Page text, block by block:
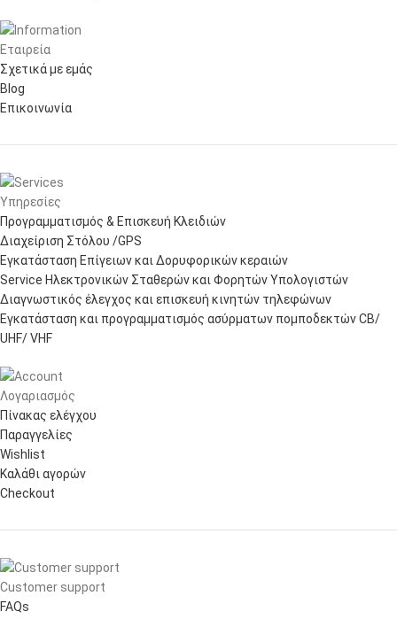
Εταιρεία
Σχετικά με εμάς
Blog
Επικοινωνία
Υπηρεσίες
Προγραμματισμός & Επισκευή Κλειδιών
Διαχείριση Στόλου /GPS
Εγκατάσταση Επίγειων και Δορυφορικών κεραιών
Service Ηλεκτρονικών Σταθερών και Φορητών Υπολογιστών
Διαγνωστικός έλεγχος και επισκευή κινητών τηλεφώνων
Εγκατάσταση και προγραμματισμός ασύρματων πομποδεκτών CB/
UHF/ VHF
Λογαριασμός
Πίνακας ελέγχου
Παραγγελίες
Wishlist
Καλάθι αγορών
Checkout
Customer support
FAQs